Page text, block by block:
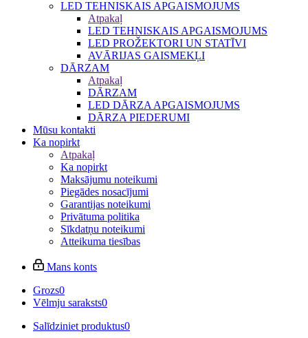
LED TEHNISKAIS APGAISMOJUMS
Atpakaļ
LED TEHNISKAIS APGAISMOJUMS
LED PROŽEKTORI UN STATĪVI
AVĀRIJAS GAISMEKĻI
DĀRZAM
Atpakaļ
DĀRZAM
LED DĀRZA APGAISMOJUMS
DĀRZA PIEDERUMI
Mūsu kontakti
Ka nopirkt
Atpakaļ
Ka nopirkt
Maksājumu noteikumi
Piegādes nosacījumi
Garantijas noteikumi
Privātuma politika
Sīkdatņu noteikumi
Atteikuma tiesības
Mans konts
Grozs0
Vēlmju saraksts0
Salīdziniet produktus0